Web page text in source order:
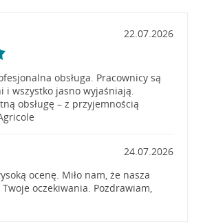
22.07.2026
obsługa. Pracownicy są
i wszystko jasno wyjaśniają.
obsługę – z przyjemnością
24.07.2026
ocenę. Miło nam, że nasza
Twoje oczekiwania. Pozdrawiam,